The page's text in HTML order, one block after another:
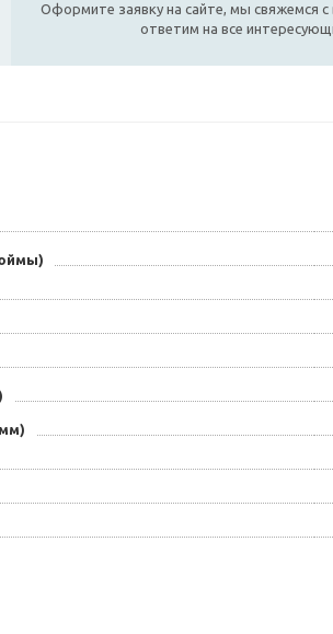
Оформите заявку на сайте, мы свяжемся
ответим на все